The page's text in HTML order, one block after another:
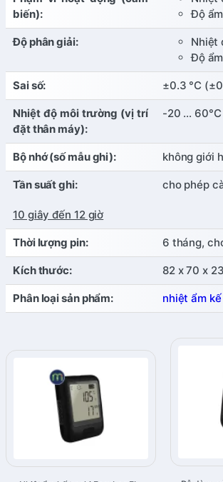
biến):
Độ
Độ phân giải:
Nhiệt
Độ
Sai số: ±0.3 °C
Nhiệt độ môi trường (vị trí
đặt thân máy):
-20 … 60°C
Bộ nhớ (số mẫu ghi): không giới
Tần suất ghi: cho phép
10 giây đến 12 giờ
Thời lượng pin: 6 tháng,
Kích thước: 82 x 70 x
Phân loại sản phẩm: nhiệt ẩm